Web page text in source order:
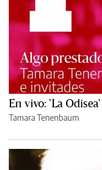
En vivo: 'La
Tamara Tenenbaum